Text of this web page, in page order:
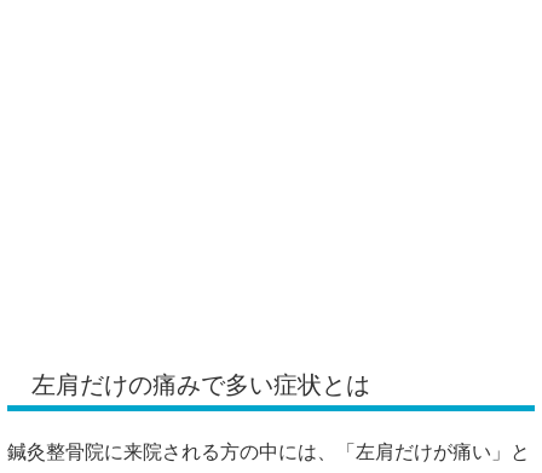
左肩だけの痛みで多い症状とは
鍼灸整骨院に来院される方の中には、「左肩だけが痛い」と